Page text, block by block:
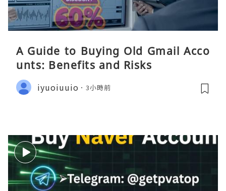
A Guide to Buying Old Gmail Acco
unts: Benefits and Risks
iyuoiuuio 3小時前